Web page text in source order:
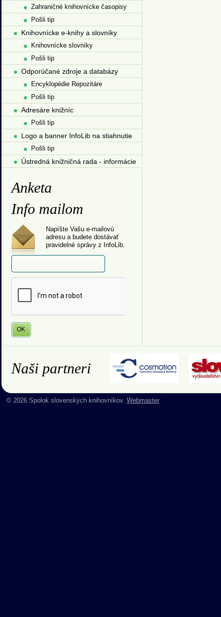
Zahraničné knihovnícke časopisy
Pošli tip
Knihovnícke e-knihy a slovníky
Knihovnícke slovníky
Pošli tip
Odporúčané zdroje a databázy
Encyklopédie Repozitáre
Pošli tip
Adresáre knižníc
Pošli tip
Logo a banner InfoLib na stiahnutie
Pošli tip
Ústredná knižničná rada - informácie
Anketa
Info mailom
Napíšte Vašu e-mailovú
adresu a budete dostávať
pravidelné správy z InfoLib.
Naši partneri
© 2026 Spolok slovenských knihovníkov. Webmaster